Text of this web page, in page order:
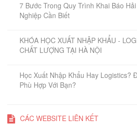
7 Bước Trong Quy Trình Khai Báo
Nghiệp Cần Biết
KHÓA HỌC XUẤT NHẬP KHẨU -
CHẤT LƯỢNG TẠI HÀ NỘI
Học Xuất Nhập Khẩu Hay Logistics?
Phù Hợp Với Bạn?
CÁC WEBSITE LIÊN KẾT